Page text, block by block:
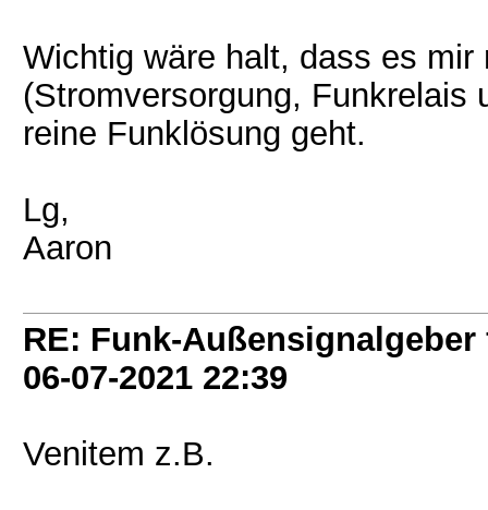
Wichtig wäre halt, dass es
(Stromversorgung, Funkrelais
reine Funklösung geht.
Lg,
Aaron
RE: Funk-
06-07-2021 22:39
Venitem z.B.